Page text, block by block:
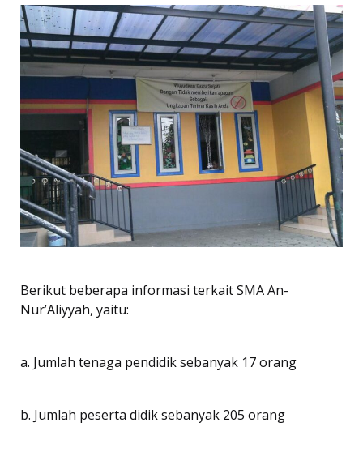
Berikut beberapa informasi terkait SMA An-
Nur’Aliyyah, yaitu:
a. Jumlah tenaga pendidik sebanyak 17 orang
b. Jumlah peserta didik sebanyak 205 orang